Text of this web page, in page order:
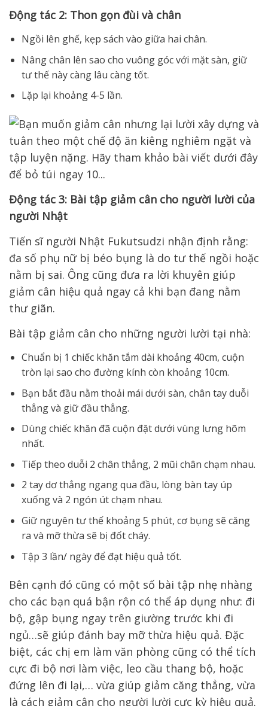
Động tác 2: Thon gọn đùi và chân
Ngồi lên ghế, kẹp sách vào giữa hai chân.
Nâng chân lên sao cho vuông góc với mặt sàn, giữ
tư thế này càng lâu càng tốt.
Lặp lại khoảng 4-5 lần.
Động tác 3: Bài tập giảm cân cho người lười của
người Nhật
Tiến sĩ người Nhật Fukutsudzi nhận định rằng:
đa số phụ nữ bị béo bụng là do tư thế ngồi hoặc
nằm bị sai. Ông cũng đưa ra lời khuyên giúp
giảm cân hiệu quả ngay cả khi bạn đang nằm
thư giãn.
Bài tập giảm cân cho những người lười tại nhà:
Chuẩn bị 1 chiếc khăn tắm dài khoảng 40cm, cuộn
tròn lại sao cho đường kính còn khoảng 10cm.
Bạn bắt đầu nằm thoải mái dưới sàn, chân tay duỗi
thẳng và giữ đầu thẳng.
Dùng chiếc khăn đã cuộn đặt dưới vùng lưng hõm
nhất.
Tiếp theo duỗi 2 chân thẳng, 2 mũi chân chạm nhau.
2 tay dơ thẳng ngang qua đầu, lòng bàn tay úp
xuống và 2 ngón út chạm nhau.
Giữ nguyên tư thế khoảng 5 phút, cơ bụng sẽ căng
ra và mỡ thừa sẽ bị đốt cháy.
Tập 3 lần/ ngày để đạt hiệu quả tốt.
Bên cạnh đó cũng có một số bài tập nhẹ nhàng
cho các bạn quá bận rộn có thể áp dụng như: đi
bộ, gập bụng ngay trên giường trước khi đi
ngủ…sẽ giúp đánh bay mỡ thừa hiệu quả. Đặc
biệt, các chị em làm văn phòng cũng có thể tích
cực đi bộ nơi làm việc, leo cầu thang bộ, hoặc
đứng lên đi lại,… vừa giúp giảm căng thẳng, vừa
là cách giảm cân cho người lười cực kỳ hiệu quả.